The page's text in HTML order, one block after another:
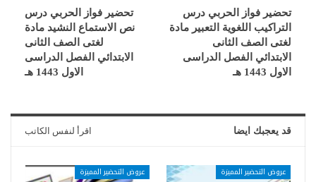
تحضير فواز الحربي درس
التراكيب اللغوية التعبير مادة
لغتى الصف الثانى
الابتدائي الفصل الدراسى
الاول 1443 هـ
تحضير فواز الحربي درس
نص الاستماع النشيد مادة
لغتى الصف الثانى
الابتدائي الفصل الدراسى
الاول 1443 هـ
قد يعجبك ايضا اقرأ لنفس الكاتب
عروض التحضير المميزة عروض التحضير المميزة